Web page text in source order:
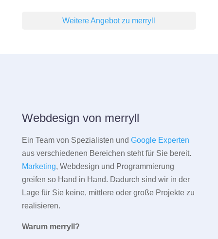
Weitere Angebot zu merryll
Webdesign von merryll
Ein Team von Spezialisten und Google Experten
aus verschiedenen Bereichen steht für Sie bereit.
Marketing, Webdesign und Programmierung
greifen so Hand in Hand. Dadurch sind wir in der
Lage für Sie keine, mittlere oder große Projekte zu
realisieren.
Warum merryll?